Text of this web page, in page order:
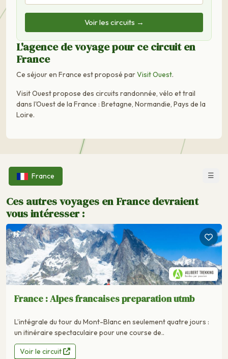
Voir les circuits →
L'agence de voyage pour ce circuit en
France
Ce séjour en France est proposé parVisit Ouest.
Visit Ouest propose des circuits randonnée, vélo et trail
dans l'Ouest de la France : Bretagne, Normandie, Pays de la
Loire.
France ☰
Ces autres voyages en France devraient
vous intéresser :
France : Alpes francaises preparation utmb
L’intégrale du tour du Mont-Blanc en seulement quatre jours :
un itinéraire spectaculaire pour une course de..
Voir le circuit